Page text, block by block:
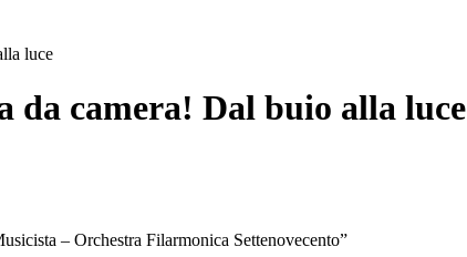
luce
da camera! Dal buio alla luce
– Orchestra Filarmonica Settenovecento”